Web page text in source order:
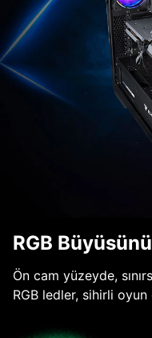
RGB
Ön cam yüzeyde,
RGB ledler, sihirli